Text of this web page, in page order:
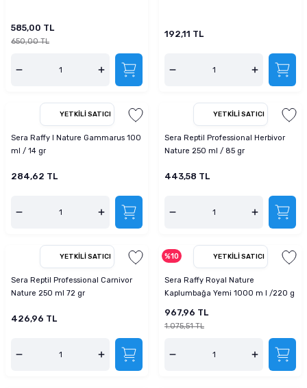
585,00 TL
650,00 TL
192,11 TL
YETKILI SATICI
Sera Raffy I Nature Gammarus 100
ml / 14 gr
284,62 TL
YETKILI SATICI
Sera Reptil Professional Herbivor
Nature 250 ml / 85 gr
443,58 TL
YETKILI SATICI
Sera Reptil Professional Carnivor
Nature 250 ml 72 gr
426,96 TL
%10 YETKILI SATICI
Sera Raffy Royal Nature
Kaplumbağa Yemi 1000 m l /220 g
967,96 TL
1.075,51 TL